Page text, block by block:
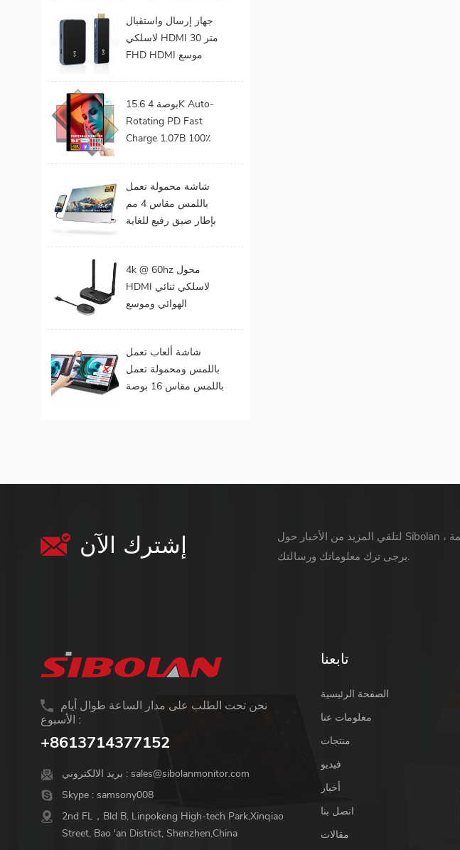
جهاز إرسال واستقبال
لاسلكي HDMI 30 متر
FHD HDMI موسع
بروجيكتور للألعاب 0
كمون
15.6 بوصة 4K Auto-
Rotating PD Fast
Charge 1.07B 100٪
Portable Monitor
لأجهزة الكمبيوتر
المحمول
شاشة محمولة تعمل
باللمس مقاس 4 مم
بإطار ضيق رفيع للغاية
بكسل
4k @ 60hz محول
HDMI لاسلكي ثنائي
الهوائي وموسع
شاشة ألعاب تعمل
باللمس ومحمولة تعمل
باللمس مقاس 16 بوصة
إشترك الآن
لتلقي المزيد من الأخبار حول Sibolan أو معلومات أكثر قيمة ،
يرجى ترك معلوماتك ورسالتك.
نحن تحت الطلب على مدار الساعة طوال أيام
الأسبوع :
+8613714377152
بريد الالكتروني : sales@sibolanmonitor.com
Skype : samsony008
2nd FL，Bld B, Linpokeng High-tech Park,Xinqiao
Street, Bao 'an District, Shenzhen,China
تابعنا
الصفحة الرئيسية
معلومات عنا
منتجات
فيديو
أخبار
اتصل بنا
مقالات